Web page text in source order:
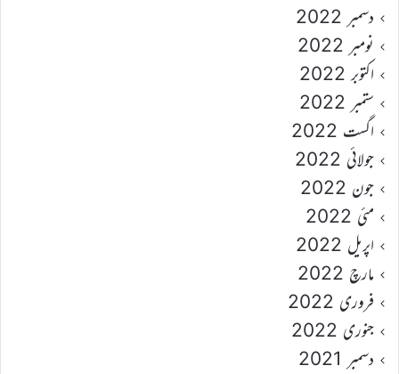
دسمبر 2022
نومبر 2022
اکتوبر 2022
ستمبر 2022
اگست 2022
جولائی 2022
جون 2022
مئی 2022
اپریل 2022
مارچ 2022
فروری 2022
جنوری 2022
دسمبر 2021